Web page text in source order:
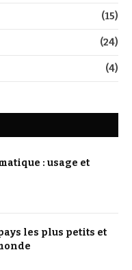
(15)
(24)
(4)
: usage et
les plus petits et